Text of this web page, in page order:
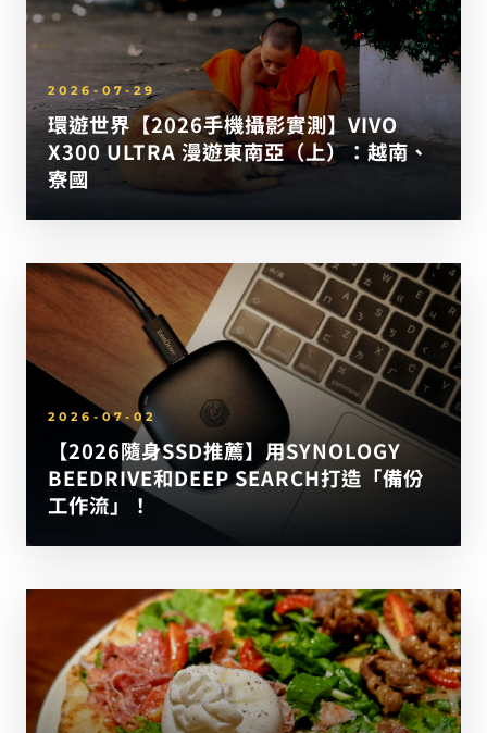
2026-07-29
環遊世界【2026手機攝影實測】VIVO
X300 ULTRA 漫遊東南亞（上）：越南、
寮國
2026-07-02
【2026隨身SSD推薦】用SYNOLOGY
BEEDRIVE和DEEP SEARCH打造「備份
工作流」！